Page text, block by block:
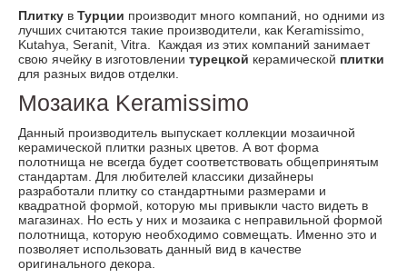
Плитку в Турции производит много компаний, но одними из
лучших считаются такие производители, как Keramissimo,
Kutahya, Seranit, Vitra. Каждая из этих компаний занимает
свою ячейку в изготовлении турецкой керамической плитки
для разных видов отделки.
Мозаика Keramissimo
Данный производитель выпускает коллекции мозаичной
керамической плитки разных цветов. А вот форма
полотнища не всегда будет соответствовать общепринятым
стандартам. Для любителей классики дизайнеры
разработали плитку со стандартными размерами и
квадратной формой, которую мы привыкли часто видеть в
магазинах. Но есть у них и мозаика с неправильной формой
полотнища, которую необходимо совмещать. Именно это и
позволяет использовать данный вид в качестве
оригинального декора.